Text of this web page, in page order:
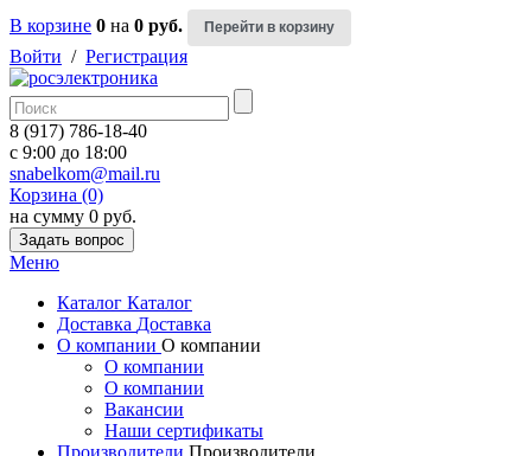
В корзине 0 на 0 руб. Перейти в корзину
Войти / Регистрация
8 (917) 786-18-40
c 9:00 до 18:00
snabelkom@mail.ru
Корзина (0)
на сумму 0 руб.
Задать вопрос
Меню
Каталог Каталог
Доставка Доставка
О компании О компании
О компании
О компании
Вакансии
Наши сертификаты
Производители Производители